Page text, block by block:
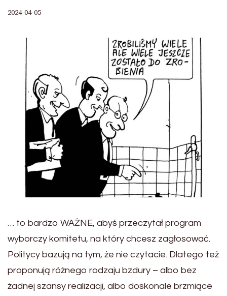
2024-04-05
… to bardzo WAŻNE, abyś przeczytał program
wyborczy komitetu, na który chcesz zagłosować.
Politycy bazują na tym, że nie czytacie. Dlatego też
proponują różnego rodzaju bzdury – albo bez
żadnej szansy realizacji, albo doskonale brzmiące